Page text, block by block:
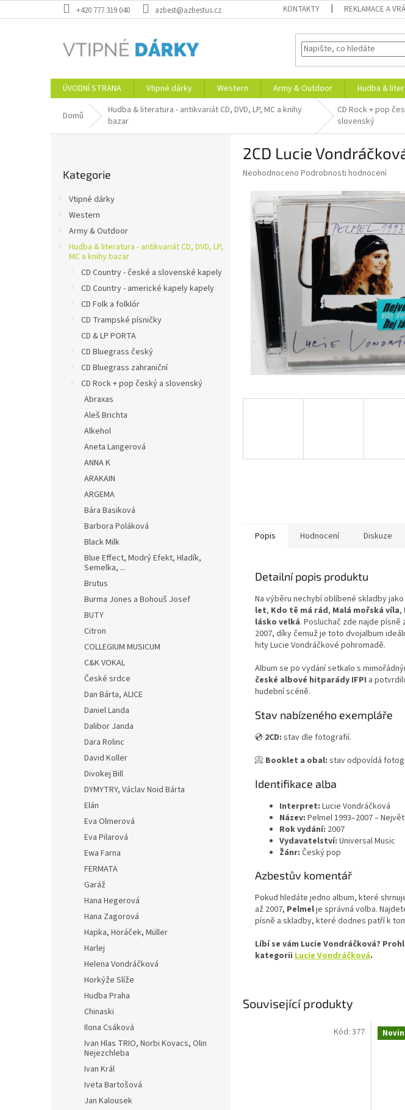
na
+420 777 319 040 azbest@azbestus.cz KONTAKTY REKLAMACE A
ÚVODNÍ STRANA Vtipné dárky Western Army & Outdoor Hudba &
Domů
Hudba & literatura - antikvariát CD, DVD, LP, MC a knihy
bazar
CD Rock + pop
slovenský
kategorie
Kategorie
Vtipné dárky
Western
Army & Outdoor
Hudba & literatura - antikvariát CD, DVD, LP,
MC a knihy bazar
CD Country - české a slovenské kapely
CD Country - americké kapely kapely
CD Folk a folklór
CD Trampské písničky
CD & LP PORTA
CD Bluegrass český
CD Bluegrass zahraniční
CD Rock + pop český a slovenský
Abraxas
Aleš Brichta
Alkehol
Aneta Langerová
ANNA K
ARAKAIN
ARGEMA
Bára Basiková
Barbora Poláková
Black Milk
Blue Effect, Modrý Efekt, Hladík,
Semelka, ...
Brutus
Burma Jones a Bohouš Josef
BUTY
Citron
COLLEGIUM MUSICUM
C&K VOKAL
České srdce
Dan Bárta, ALICE
Daniel Landa
Dalibor Janda
Dara Rolinc
David Koller
Divokej Bill
DYMYTRY, Václav Noid Bárta
Elán
Eva Olmerová
Eva Pilarová
Ewa Farna
FERMATA
Garáž
Hana Hegerová
Hana Zagorová
Hapka, Horáček, Müller
Harlej
Helena Vondráčková
Horkýže Slíže
Hudba Praha
Chinaski
Ilona Csáková
Ivan Hlas TRIO, Norbi Kovacs, Olin
Nejezchleba
Ivan Král
Iveta Bartošová
Jan Kalousek
2CD Lucie
Průměrné
produktu
hvězdiček.
Neohodnoceno Podrobnosti hodnocení
Popis Hodnocení Diskuze
Detailní popis produktu
Na výběru nechybí oblíbené skladby jako
let, Kdo tě má rád, Malá mořská víla,
lásko velká. Posluchač zde najde
2007, díky čemuž je toto dvojalbum
hity Lucie Vondráčkové pohromadě.
Album se po vydání setkalo s
české albové hitparády IFPI a
hudební scéně.
Stav nabízeného exempláře
💿 2CD: stav dle fotografií.
📀 Booklet a obal: stav odpovídá
Identifikace alba
Interpret: Lucie Vondráčková
Název: Pelmel 1993–2007 –
Rok vydání: 2007
Vydavatelství: Universal Music
Žánr: Český pop
Azbestův komentář
Pokud hledáte jedno album, které
až 2007, Pelmelje správná volba.
písně a skladby, které dodnes patří k
Líbí se vám Lucie Vondráčková?
kategorii Lucie Vondráčková.
Související produkty
Kód: 377